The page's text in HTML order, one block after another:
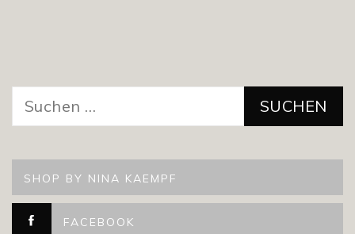
nach:
SHOP BY NINA KAEMPF
FACEBOOK